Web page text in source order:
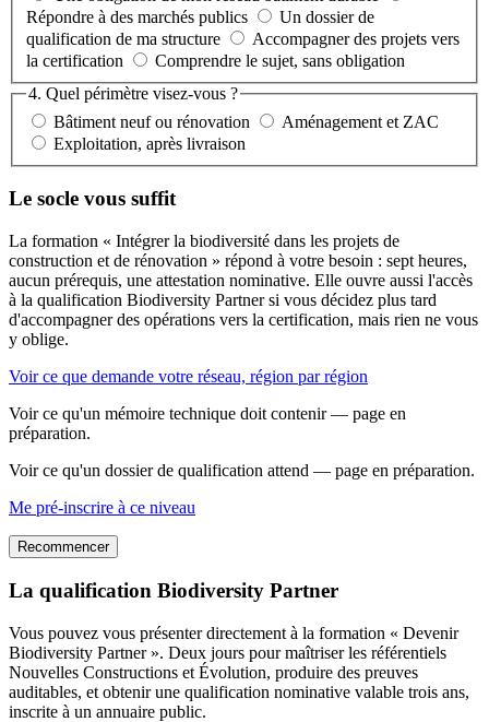
Répondre à des marchés publics
Un dossier de
qualification de ma structure
Accompagner des projets vers
la certification
Comprendre le sujet, sans obligation
4. Quel périmètre visez-vous ?
Bâtiment neuf ou rénovation
Aménagement et ZAC
Exploitation, après livraison
Le socle vous suffit
La formation « Intégrer la biodiversité dans les projets de
construction et de rénovation » répond à votre besoin : sept heures,
aucun prérequis, une attestation nominative. Elle ouvre aussi l'accès
à la qualification Biodiversity Partner si vous décidez plus tard
d'accompagner des opérations vers la certification, mais rien ne vous
y oblige.
Voir ce que demande votre réseau, région par région
Voir ce qu'un mémoire technique doit contenir — page en
préparation.
Voir ce qu'un dossier de qualification attend — page en préparation.
Me pré-inscrire à ce niveau
Recommencer
La qualification Biodiversity Partner
Vous pouvez vous présenter directement à la formation « Devenir
Biodiversity Partner ». Deux jours pour maîtriser les référentiels
Nouvelles Constructions et Évolution, produire des preuves
auditables, et obtenir une qualification nominative valable trois ans,
inscrite à un annuaire public.